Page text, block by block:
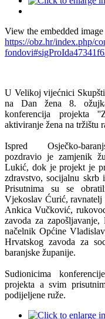
View the embedded
https://obz.hr/index.php/
U Velikoj vijećnici
na Dan žena 8.
konferencija projekta
aktiviranje žena na tržištu
Ispred Osječko-
pozdravio je zamjenik
Lukić, dok je projekt je
zdravstvo, socijalnu skrb
Prisutnima su se
Vjekoslav Ćurić, ravnatelj
Ankica Vučković,
zavoda za
načelnik Općine
Hrvatskog zavoda za
baranjske županije.
Sudionicima
projekta a svim
podijeljene ruže.